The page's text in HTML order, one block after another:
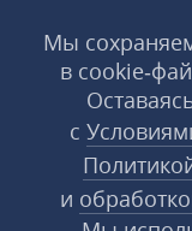
Мы
в
с
и